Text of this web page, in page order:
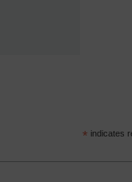
* indicates